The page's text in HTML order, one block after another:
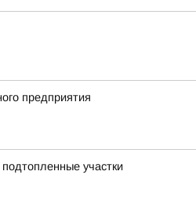
предприятия
участки